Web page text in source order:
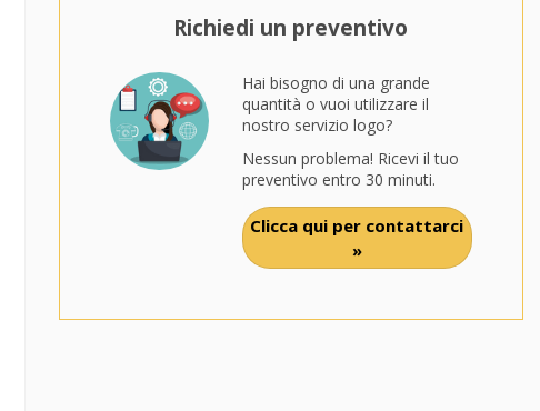
Richiedi un preventivo
Hai bisogno di una grande
quantità o vuoi utilizzare il
nostro servizio logo?
Nessun problema! Ricevi il tuo
preventivo entro 30 minuti.
Clicca qui per contattarci
»